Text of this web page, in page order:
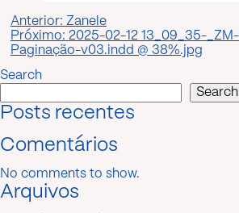
Post
navigation
Anterior: Zanele
Próximo: 2025-02-12 13_09_35-
Paginação-v03.indd @ 38%.jpg
Search
Search
Posts recentes
Comentários
No comments to show.
Arquivos